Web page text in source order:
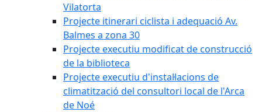
Vilatorta
Projecte itinerari ciclista i adequació Av.
Balmes a zona 30
Projecte executiu modificat de construcció
de la biblioteca
Projecte executiu d'instal·lacions de
climatització del consultori local de l'Arca
de Noé